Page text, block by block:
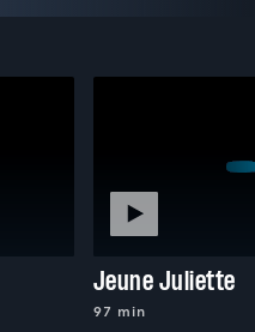
Jeune Juliette
97 min